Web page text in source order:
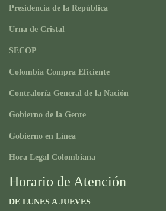
Presidencia de la República
Urna de Cristal
SECOP
Colombia Compra Eficiente
Contraloría General de la Nación
Gobierno de la Gente
Gobierno en Línea
Hora Legal Colombiana
Horario de Atención
DE LUNES A JUEVES